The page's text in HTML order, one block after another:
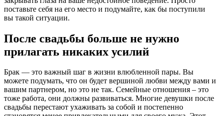
поставьте себя на его место и подумайте, как бы поступили
вы такой ситуации.
После свадьбы больше не нужно
прилагать никаких усилий
Брак — это важный шаг в жизни влюбленной пары. Вы
можете подумать, что он будет вершиной любви между вами и
вашим партнером, но это не так. Семейные отношения – это
тоже работа, они должны развиваться. Многие девушки после
свадьбы перестают ухаживать за собой и постепенно